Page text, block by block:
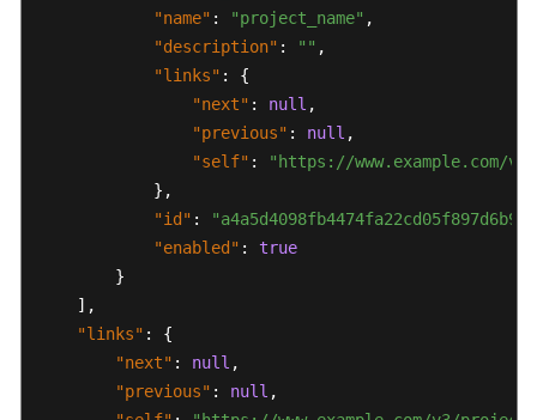
Reference
Glossary
Responsibilities
"name" : "project_name" ,
"description" : "" ,
"links" :
{
"next" : null ,
"previous" : null ,
"self" :
"https://www.example.com/
} ,
"id" :
"a4a5d4098fb4474fa22cd05f897d6b99"
"enabled" :
true
}
] ,
"links" :
{
"next" : null ,
"previous" : null ,